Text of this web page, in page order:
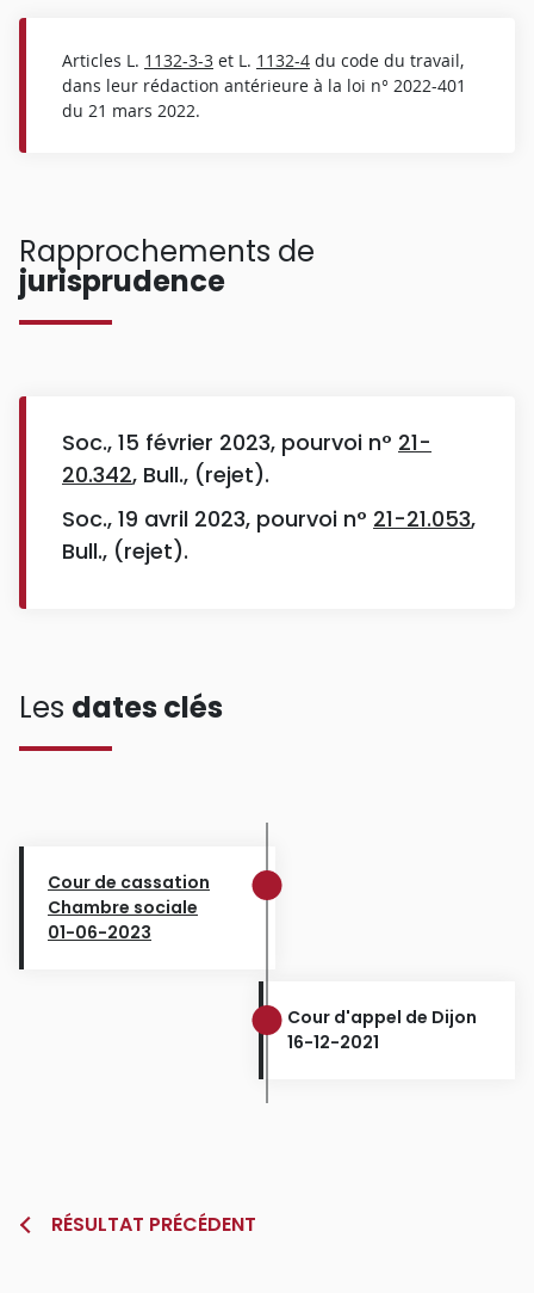
Articles L. 1132-3-3 et L. 1132-4 du code du travail,
dans leur rédaction antérieure à la loi n° 2022-401
du 21 mars 2022.
Rapprochements de
jurisprudence
Soc., 15 février 2023, pourvoi n° 21-
20.342, Bull., (rejet).
Soc., 19 avril 2023, pourvoi n° 21-21.053,
Bull., (rejet).
Les dates clés
Cour de cassation
Chambre sociale
01-06-2023
Cour d'appel de Dijon
16-12-2021
RÉSULTAT PRÉCÉDENT